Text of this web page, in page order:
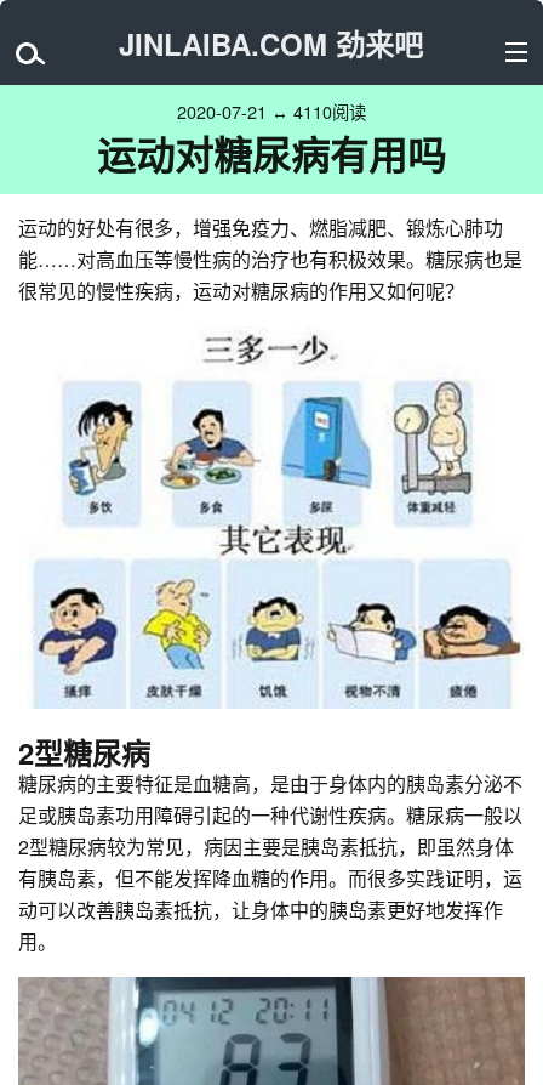
JINLAIBA.COM 劲来吧
2020-07-21 ↔ 4110阅读
运动对糖尿病有用吗
运动的好处有很多，增强免疫力、燃脂减肥、锻炼心肺功
能……对高血压等慢性病的治疗也有积极效果。糖尿病也是
很常见的慢性疾病，运动对糖尿病的作用又如何呢？
2型糖尿病
糖尿病的主要特征是血糖高，是由于身体内的胰岛素分泌不
足或胰岛素功用障碍引起的一种代谢性疾病。糖尿病一般以
2型糖尿病较为常见，病因主要是胰岛素抵抗，即虽然身体
有胰岛素，但不能发挥降血糖的作用。而很多实践证明，运
动可以改善胰岛素抵抗，让身体中的胰岛素更好地发挥作
用。